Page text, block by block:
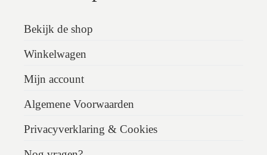
Bekijk de shop
Winkelwagen
Mijn account
Algemene Voorwaarden
Privacyverklaring & Cookies